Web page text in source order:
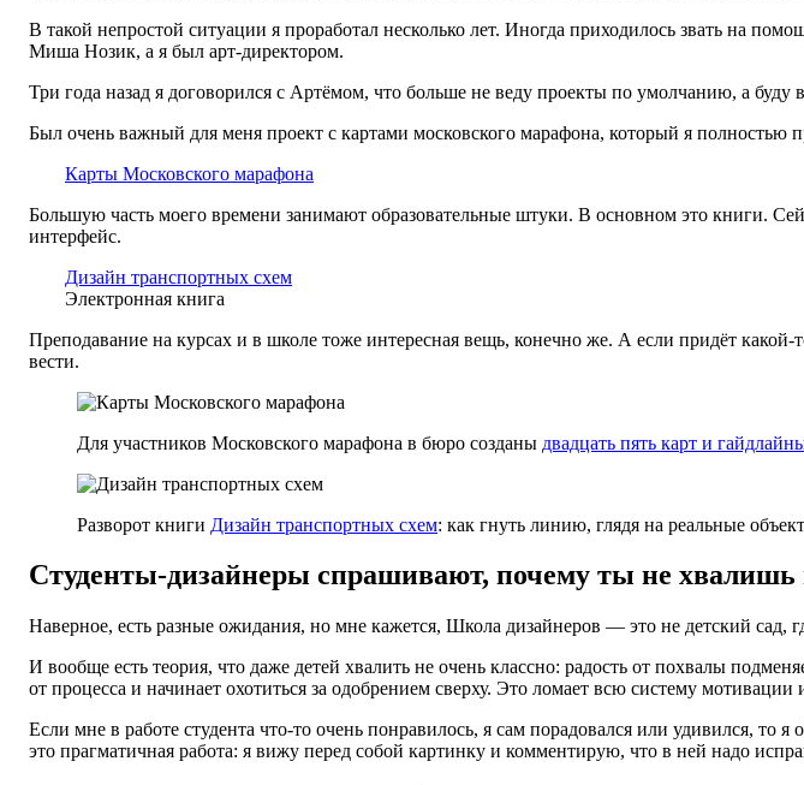
В такой непростой ситуации я проработал несколько лет. Иногда приходилось звать на
Миша Нозик, а я был арт-директором.
Три года назад я договорился с Артёмом, что больше не веду проекты по умолчанию, а буду
Был очень важный для меня проект с картами московского марафона, который я полностью
Карты Московского марафона
Большую часть моего времени занимают образовательные штуки. В основном это книги.
интерфейс.
Дизайн транспортных схем
Электронная книга
Преподавание на курсах и в школе тоже интересная вещь, конечно же. А если придёт
вести.
Для участников Московского марафона в бюро созданы двадцать пять карт и
Разворот книги Дизайн транспортных схем: как гнуть линию, глядя на реальные
Студенты-дизайнеры спрашивают, почему ты не хвалишь
Наверное, есть разные ожидания, но мне кажется, Школа дизайнеров — это не детский сад,
И вообще есть теория, что даже детей хвалить не очень классно: радость от похвалы
от процесса и начинает охотиться за одобрением сверху. Это ломает всю систему
Если мне в работе студента что-то очень понравилось, я сам порадовался или удивился,
это прагматичная работа: я вижу перед собой картинку и комментирую, что в ней надо